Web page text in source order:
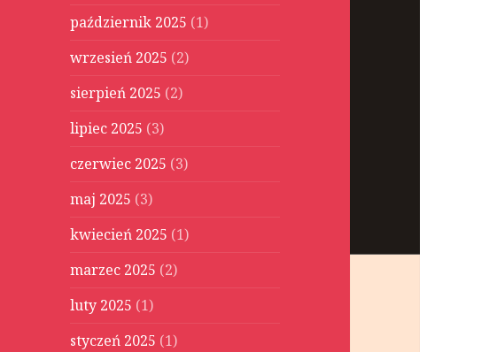
październik 2025 (1)
wrzesień 2025 (2)
sierpień 2025 (2)
lipiec 2025 (3)
czerwiec 2025 (3)
maj 2025 (3)
kwiecień 2025 (1)
marzec 2025 (2)
luty 2025 (1)
styczeń 2025 (1)